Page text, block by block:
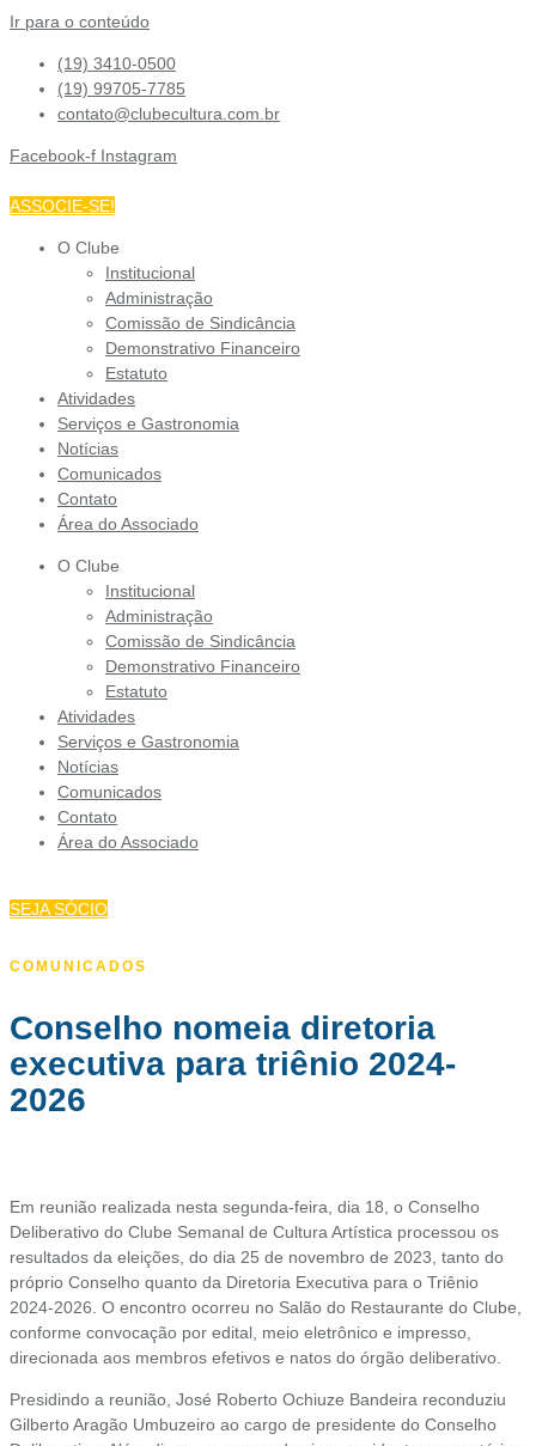
Ir para o conteúdo
(19) 3410-0500
(19) 99705-7785
contato@clubecultura.com.br
Facebook-f Instagram
ASSOCIE-SE!
O Clube
Institucional
Administração
Comissão de Sindicância
Demonstrativo Financeiro
Estatuto
Atividades
Serviços e Gastronomia
Notícias
Comunicados
Contato
Área do Associado
O Clube
Institucional
Administração
Comissão de Sindicância
Demonstrativo Financeiro
Estatuto
Atividades
Serviços e Gastronomia
Notícias
Comunicados
Contato
Área do Associado
SEJA SÓCIO
COMUNICADOS
Conselho nomeia diretoria
executiva para triênio 2024-
2026
Em reunião realizada nesta segunda-feira, dia 18, o Conselho
Deliberativo do Clube Semanal de Cultura Artística processou os
resultados da eleições, do dia 25 de novembro de 2023, tanto do
próprio Conselho quanto da Diretoria Executiva para o Triênio
2024-2026. O encontro ocorreu no Salão do Restaurante do Clube,
conforme convocação por edital, meio eletrônico e impresso,
direcionada aos membros efetivos e natos do órgão deliberativo.
Presidindo a reunião, José Roberto Ochiuze Bandeira reconduziu
Gilberto Aragão Umbuzeiro ao cargo de presidente do Conselho